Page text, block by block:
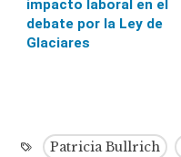
impacto laboral en el
debate por la Ley de
Glaciares
Patricia Bullrich